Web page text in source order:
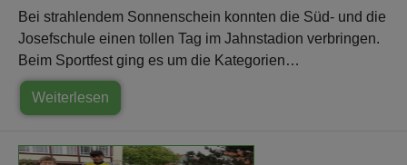
Bei strahlendem Sonnenschein konnten die Süd- und die
Josefschule einen tollen Tag im Jahnstadion verbringen.
Beim Sportfest ging es um die Kategorien…
Weiterlesen